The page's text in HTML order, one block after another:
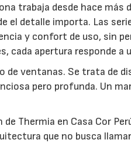
trabaja desde hace
el detalle importa. Las
y confort de uso, sin
cada apertura responde
de ventanas. Se trata de
pero profunda. Un
de Thermia en Casa Cor
que no busca